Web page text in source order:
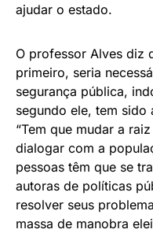
ajudar o estado.
O professor Alves diz
primeiro, seria
segurança pública,
segundo ele, tem
“Tem que mudar a
dialogar com a
pessoas têm que se
autoras de políticas
resolver seus
massa de manobra